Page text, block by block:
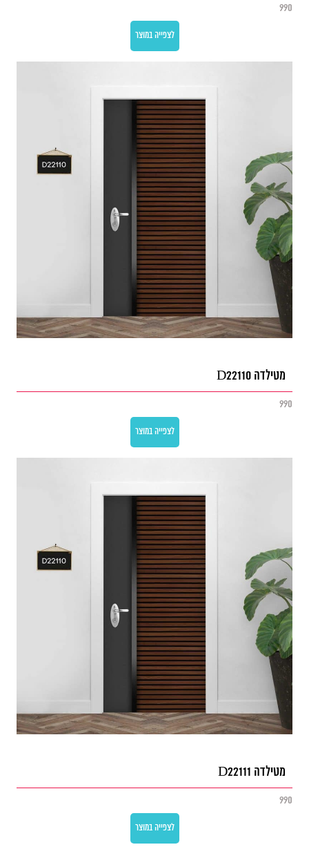
990
לצפייה במוצר
מטילדה D22110
990
לצפייה במוצר
מטילדה D22111
990
לצפייה במוצר